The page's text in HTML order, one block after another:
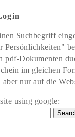
Suchbegriff
Persönlichkeiten"
pdf-Dokumenten
im gleichen
aber nur auf die
using google: